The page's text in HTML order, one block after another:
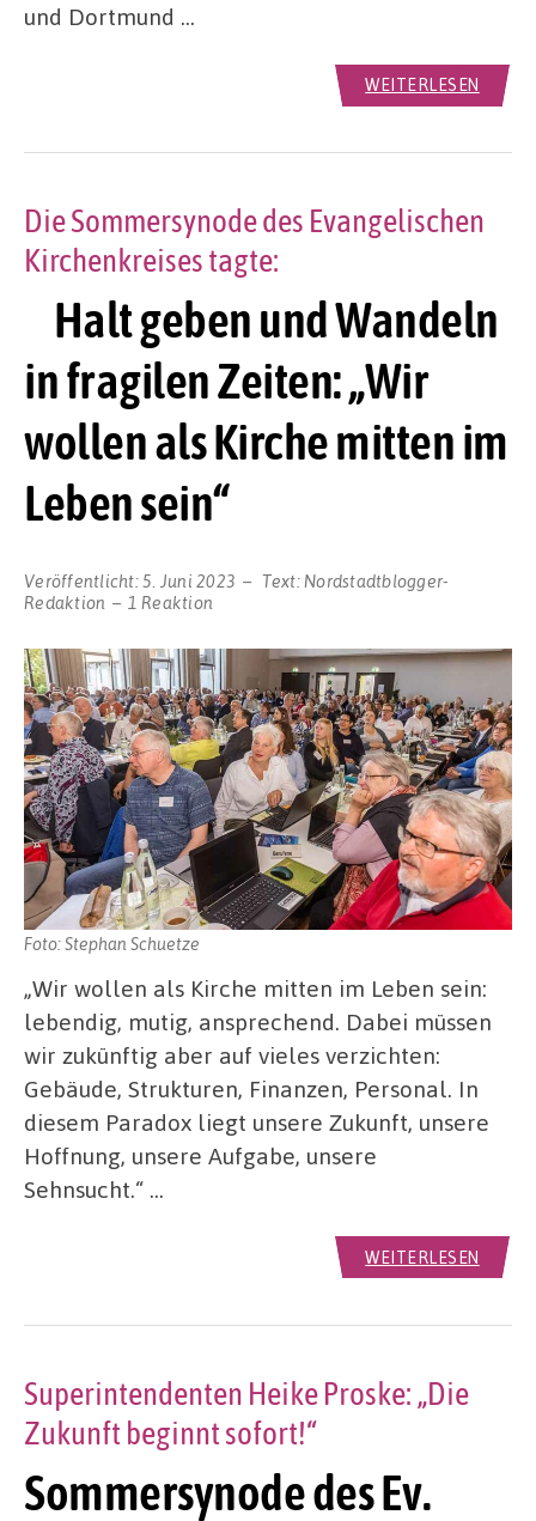
und Dortmund …
WEITERLESEN
Halt geben und Wandeln
in fragilen Zeiten: „Wir
wollen als Kirche mitten im
Leben sein“
Die Sommersynode des Evangelischen
Kirchenkreises tagte:
Veröffentlicht:5. Juni 2023 Text: Nordstadtblogger-
Redaktion
1 Reaktion
Foto: Stephan Schuetze
„Wir wollen als Kirche mitten im Leben sein:
lebendig, mutig, ansprechend. Dabei müssen
wir zukünftig aber auf vieles verzichten:
Gebäude, Strukturen, Finanzen, Personal. In
diesem Paradox liegt unsere Zukunft, unsere
Hoffnung, unsere Aufgabe, unsere
Sehnsucht.“ …
WEITERLESEN
Sommersynode des Ev.
Superintendenten Heike Proske: „Die
Zukunft beginnt sofort!“